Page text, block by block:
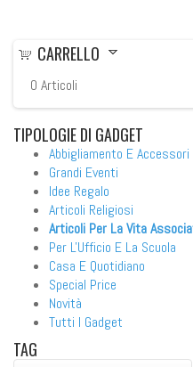
CARRELLO
0 Articoli
TIPOLOGIEDI GADGET
Abbigliamento E Accessori
Grandi Eventi
Idee Regalo
Articoli Religiosi
Articoli Per La Vita
Per L'Ufficio E La Scuola
Casa E Quotidiano
Special Price
Novità
Tutti I Gadget
TAG